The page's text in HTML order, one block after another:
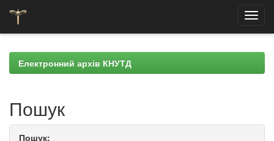
navigationЕлектронний архів КНУТД
Пошук
Пошук: